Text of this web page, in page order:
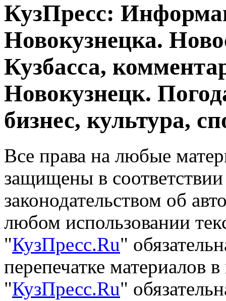
КузПресс:
Новокузнецка.
Кузбасса,
Новокузнецк.
бизнес, культура,
Все права на любые
защищены в
законодательством об
любом использовании
"КузПресс.Ru"
перепечатке материалов
"КузПресс.Ru"